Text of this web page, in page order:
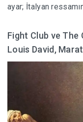
ayar; İtalyan
Fight Club ve
Louis David,